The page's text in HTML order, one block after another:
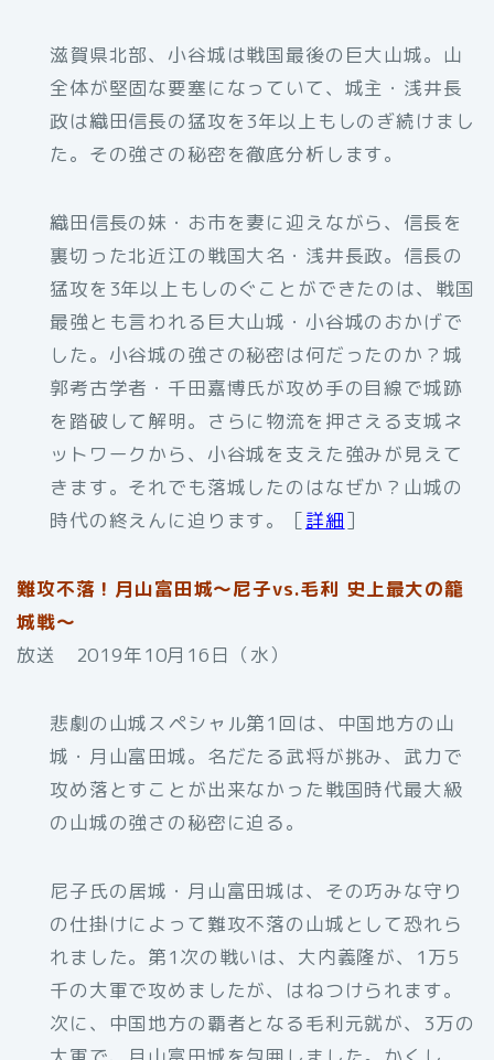
滋賀県北部、小谷城は戦国最後の巨大山城。山
全体が堅固な要塞になっていて、城主・浅井長
政は織田信長の猛攻を3年以上もしのぎ続けまし
た。その強さの秘密を徹底分析します。
織田信長の妹・お市を妻に迎えながら、信長を
裏切った北近江の戦国大名・浅井長政。信長の
猛攻を3年以上もしのぐことができたのは、戦国
最強とも言われる巨大山城・小谷城のおかげで
した。小谷城の強さの秘密は何だったのか？城
郭考古学者・千田嘉博氏が攻め手の目線で城跡
を踏破して解明。さらに物流を押さえる支城ネ
ットワークから、小谷城を支えた強みが見えて
きます。それでも落城したのはなぜか？山城の
時代の終えんに迫ります。［詳細］
難攻不落！月山富田城～尼子vs.毛利 史上最大の籠
城戦～
放送 2019年10月16日（水）
悲劇の山城スペシャル第1回は、中国地方の山
城・月山富田城。名だたる武将が挑み、武力で
攻め落とすことが出来なかった戦国時代最大級
の山城の強さの秘密に迫る。
尼子氏の居城・月山富田城は、その巧みな守り
の仕掛けによって難攻不落の山城として恐れら
れました。第1次の戦いは、大内義隆が、1万5
千の大軍で攻めましたが、はねつけられます。
次に、中国地方の覇者となる毛利元就が、3万の